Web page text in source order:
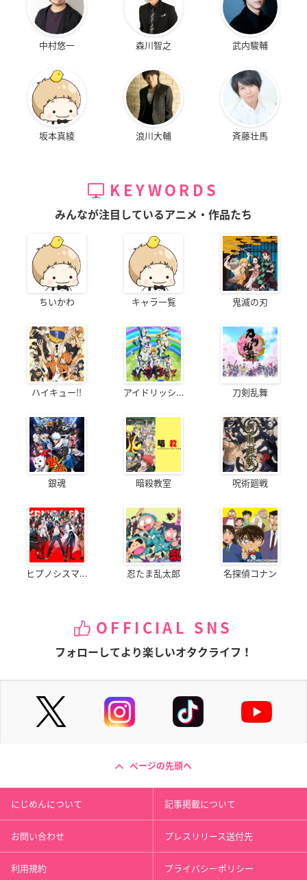
中村悠一 森川智之 武内駿輔
坂本真綾 浪川大輔 斉藤壮馬
KEYWORDS
みんなが注目しているアニメ・作品たち
ちいかわ キャラ一覧 鬼滅の刃
ハイキュー!! アイドリッシ... 刀剣乱舞
銀魂 暗殺教室 呪術廻戦
ヒプノシスマ... 忍たま乱太郎 名探偵コナン
OFFICIAL SNS
フォローしてより楽しいオタクライフ！
ページの先頭へ
にじめんについて 記事掲載について
お問い合わせ プレスリリース送付先
利用規約 プライバシーポリシー